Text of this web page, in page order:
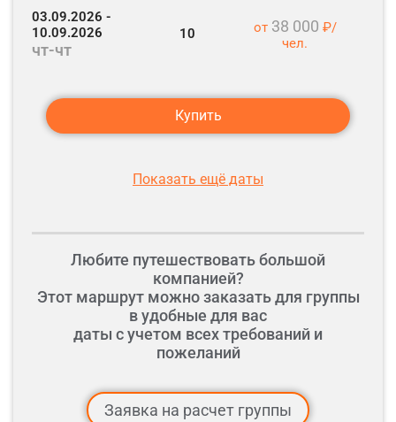
03.09.2026 -
10.09.2026
чт-чт
10 от 38 000 ₽/
чел.
Купить
Показать ещё даты
Любите путешествовать большой
компанией?
Этот маршрут можно заказать для группы
в удобные для вас
даты с учетом всех требований и
пожеланий
Заявка на расчет группы